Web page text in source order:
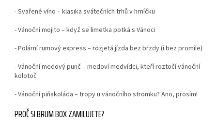
- Svařené víno – klasika svátečních trhů v hrníčku
- Vánoční mojito – když se limetka potká s Vánoci
- Polární rumový express – rozjetá jízda bez brzdy (i bez promile)
- Vánoční medový punč – medoví medvídci, kteří roztočí vánoční
kolotoč
- Vánoční piňakoláda – tropy u vánočního stromku? Ano, prosím!
PROČ SI BRUM BOX ZAMILUJETE?